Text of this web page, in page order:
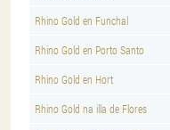
Rhino Gold en Funchal
Rhino Gold en Porto Santo
Rhino Gold en Hort
Rhino Gold na illa de Flores